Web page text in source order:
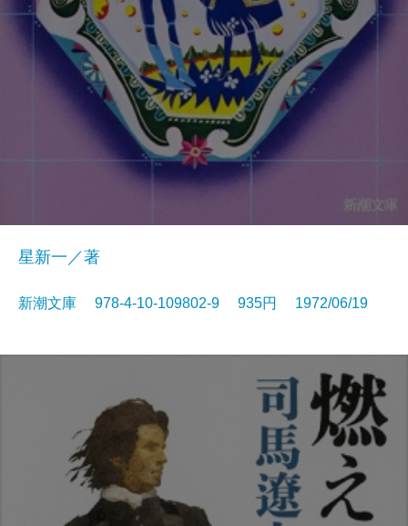
星新一／著
新潮文庫 978-4-10-109802-9 935円 1972/06/19